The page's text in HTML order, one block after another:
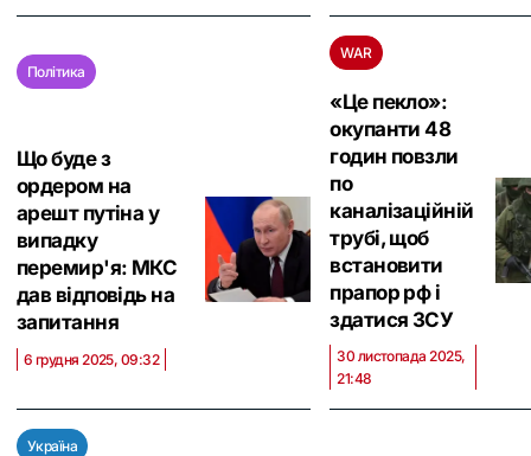
Політика
Що буде з
ордером на
арешт путіна у
випадку
перемир'я: МКС
дав відповідь на
запитання
6 грудня 2025, 09:32
WAR
«Це пекло»:
окупанти 48
годин повзли
по
каналізаційній
трубі, щоб
встановити
прапор рф і
здатися ЗСУ
30 листопада 2025,
21:48
Україна